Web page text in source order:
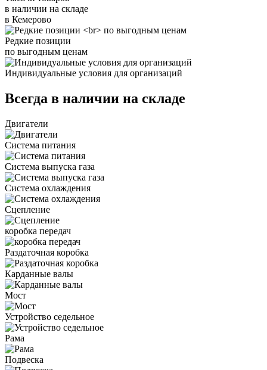
в наличии на складе
в Кемерово
Редкие позиции
по выгодным ценам
Индивидуальные условия для организаций
Всегда в наличии на складе
Двигатели
Система питания
Система выпуска газа
Система охлаждения
Сцепление
коробка передач
Раздаточная коробка
Карданные валы
Мост
Устройство седельное
Рама
Подвеска